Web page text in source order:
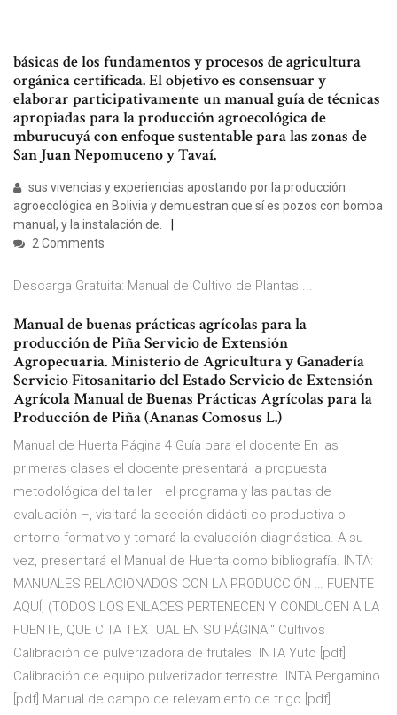
básicas de los fundamentos y procesos de agricultura
orgánica certificada. El objetivo es consensuar y
elaborar participativamente un manual guía de técnicas
apropiadas para la producción agroecológica de
mburucuyá con enfoque sustentable para las zonas de
San Juan Nepomuceno y Tavaí.
sus vivencias y experiencias apostando por la producción
agroecológica en Bolivia y demuestran que sí es pozos con bomba
manual, y la instalación de.
2 Comments
Descarga Gratuita: Manual de Cultivo de Plantas ...
Manual de buenas prácticas agrícolas para la
producción de Piña Servicio de Extensión
Agropecuaria. Ministerio de Agricultura y Ganadería
Servicio Fitosanitario del Estado Servicio de Extensión
Agrícola Manual de Buenas Prácticas Agrícolas para la
Producción de Piña (Ananas Comosus L.)
Manual de Huerta Página 4 Guía para el docente En las
primeras clases el docente presentará la propuesta
metodológica del taller –el programa y las pautas de
evaluación –, visitará la sección didácti-co-productiva o
entorno formativo y tomará la evaluación diagnóstica. A su
vez, presentará el Manual de Huerta como bibliografía. INTA:
MANUALES RELACIONADOS CON LA PRODUCCIÓN … FUENTE
AQUÍ, (TODOS LOS ENLACES PERTENECEN Y CONDUCEN A LA
FUENTE, QUE CITA TEXTUAL EN SU PÁGINA:" Cultivos
Calibración de pulverizadora de frutales. INTA Yuto [pdf]
Calibración de equipo pulverizador terrestre. INTA Pergamino
[pdf] Manual de campo de relevamiento de trigo [pdf]